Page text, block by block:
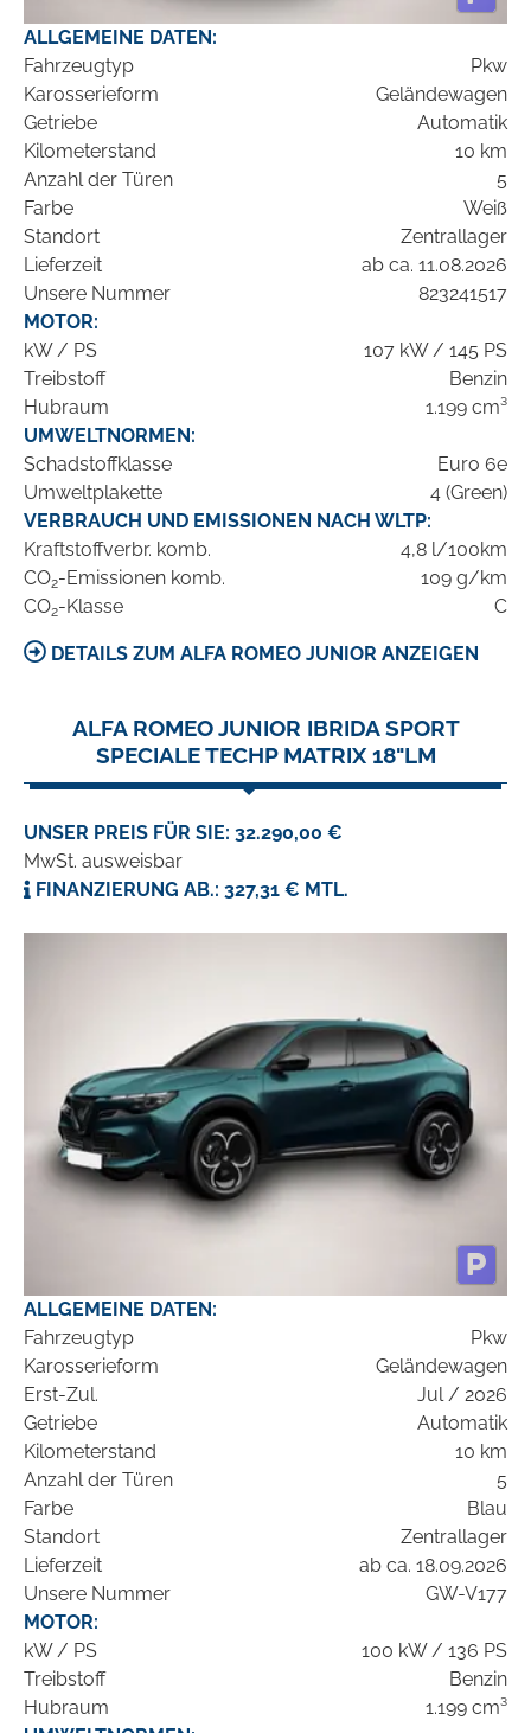
ALLGEMEINE DATEN:
Fahrzeugtyp
Pkw
Karosserieform
Geländewagen
Getriebe
Automatik
Kilometerstand
10 km
Anzahl der Türen
5
Farbe
Weiß
Standort
Zentrallager
Lieferzeit
ab ca. 11.08.2026
Unsere Nummer
823241517
MOTOR:
kW / PS
107 kW / 145 PS
Treibstoff
Benzin
Hubraum
1.199 cm³
UMWELTNORMEN:
Schadstoffklasse
Euro 6e
Umweltplakette
4 (Green)
VERBRAUCH UND EMISSIONEN NACH WLTP:
Kraftstoffverbr. komb.
4,8 l/100km
CO2-Emissionen komb.
109 g/km
CO2-Klasse C
DETAILS ZUM ALFA ROMEO JUNIOR ANZEIGEN
ALFA ROMEO JUNIOR IBRIDA SPORT
SPECIALE TECHP MATRIX 18"LM
UNSER PREIS FÜR SIE: 32.290,00 €
MwSt. ausweisbar
FINANZIERUNG AB.: 327,31 € MTL.
ALLGEMEINE DATEN:
Fahrzeugtyp
Pkw
Karosserieform
Geländewagen
Erst-Zul.
Jul / 2026
Getriebe
Automatik
Kilometerstand
10 km
Anzahl der Türen
5
Farbe
Blau
Standort
Zentrallager
Lieferzeit
ab ca. 18.09.2026
Unsere Nummer
GW-V177
MOTOR:
kW / PS
100 kW / 136 PS
Treibstoff
Benzin
Hubraum
1.199 cm³